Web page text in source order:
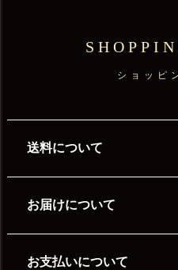
ショッピ
送料について
お届けについて
お支払いについて